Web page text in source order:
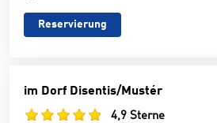
Reservierung
im Dorf Disentis/Mustér
4,9 Sterne